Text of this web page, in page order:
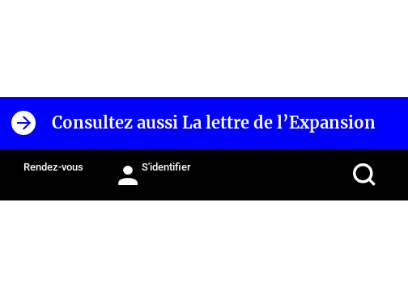
Consultez aussi La lettre de l’Expansion
Rendez-vous S'identifier